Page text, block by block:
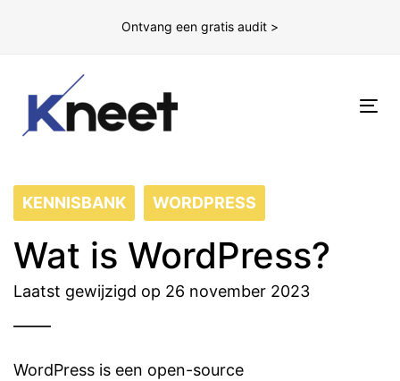
Ontvang een gratis audit >
KENNISBANK WORDPRESS
Wat is WordPress?
Laatst gewijzigd op 26 november 2023
WordPress is een open-source